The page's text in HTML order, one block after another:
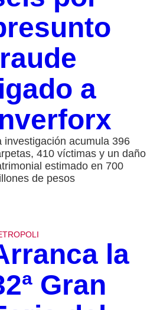
a
investigación acumula 396
410 víctimas y un daño
estimado en 700
de pesos
la
Gran